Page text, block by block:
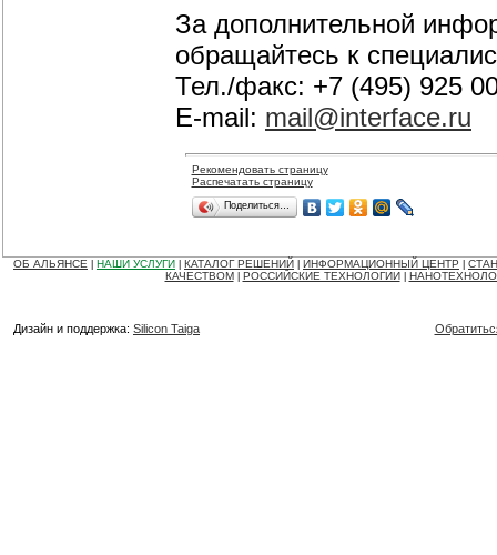
За дополнительной
обращайтесь к
Тел./факс: +7 (495) 925
E-mail: mail@interface.ru
Рекомендовать страницу
Распечатать страницу
Поделиться…
ОБ АЛЬЯНСЕ НАШИ УСЛУГИ КАТАЛОГ РЕШЕНИЙ ИНФОРМАЦИОННЫЙ ЦЕНТР
КАЧЕСТВОМ
РОССИЙСКИЕ ТЕХНОЛОГИИ
Дизайн и поддержка: Silicon Taiga